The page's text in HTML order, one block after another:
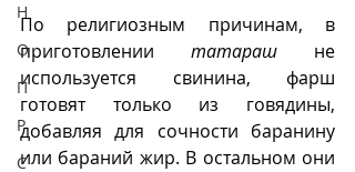
Н
О
П
Р
С
По религиозным причинам, в
приготовлении татараш не
используется свинина, фарш
готовят только из говядины,
добавляя для сочности баранину
или бараний жир. В остальном они